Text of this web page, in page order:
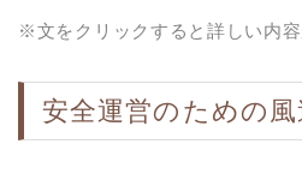
※文をクリックすると詳しい内容
安全運営のための風